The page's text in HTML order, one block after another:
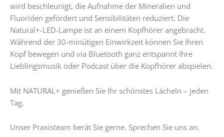
wird beschleunigt, die Aufnahme der Mineralien und
Fluoriden gefördert und Sensibilitäten reduziert. Die
Natural+-LED-Lampe ist an einem Kopfhörer angebracht.
Während der 30-minütigen Einwirkzeit können Sie Ihren
Kopf bewegen und via Bluetooth ganz entspannt Ihre
Lieblingsmusik oder Podcast über die Kopfhörer abspielen.
Mit NATURAL+ genießen Sie Ihr schönstes Lächeln – jeden
Tag.
Unser Praxisteam berät Sie gerne. Sprechen Sie uns an.